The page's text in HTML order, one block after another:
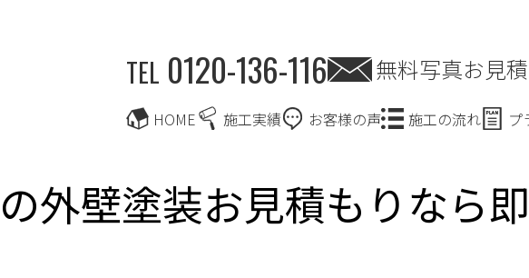
TEL 0120-136-116 無料写真お見
HOME 施工実績 お客様の声 施工の流れ プ
外壁塗装お見積もりなら即